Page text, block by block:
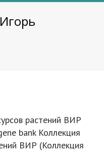
растений ВИР
bank Коллекция
ВИР (Коллекция